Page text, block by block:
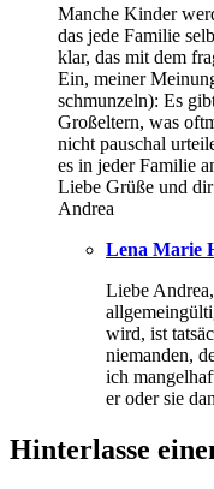
Manche Kinder
das jede Familie
klar, das mit dem
Ein, meiner
schmunzeln): Es
Großeltern, was
nicht pauschal
es in jeder Familie
Liebe Grüße und
Andrea
Lena Marie
Liebe
wird, ist
niemanden,
ich
er oder sie
Hinterlasse